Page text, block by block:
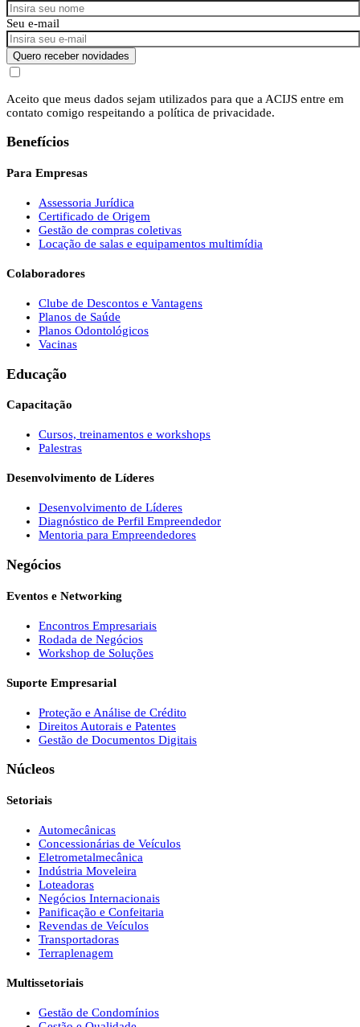
Seu e-mail
Quero receber novidades
Aceito que meus dados sejam utilizados para que a ACIJS entre em
contato comigo respeitando a política de privacidade.
Benefícios
Para Empresas
Assessoria Jurídica
Certificado de Origem
Gestão de compras coletivas
Locação de salas e equipamentos multimídia
Colaboradores
Clube de Descontos e Vantagens
Planos de Saúde
Planos Odontológicos
Vacinas
Educação
Capacitação
Cursos, treinamentos e workshops
Palestras
Desenvolvimento de Líderes
Desenvolvimento de Líderes
Diagnóstico de Perfil Empreendedor
Mentoria para Empreendedores
Negócios
Eventos e Networking
Encontros Empresariais
Rodada de Negócios
Workshop de Soluções
Suporte Empresarial
Proteção e Análise de Crédito
Direitos Autorais e Patentes
Gestão de Documentos Digitais
Núcleos
Setoriais
Automecânicas
Concessionárias de Veículos
Eletrometalmecânica
Indústria Moveleira
Loteadoras
Negócios Internacionais
Panificação e Confeitaria
Revendas de Veículos
Transportadoras
Terraplenagem
Multissetoriais
Gestão de Condomínios